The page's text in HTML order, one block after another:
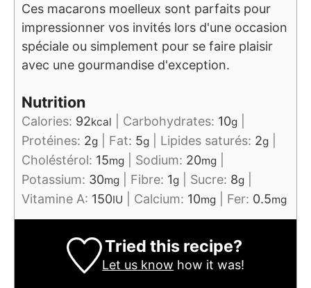
Ces macarons moelleux sont parfaits pour
impressionner vos invités lors d'une occasion
spéciale ou simplement pour se faire plaisir
avec une gourmandise d'exception.
Nutrition
Calories: 92kcal Carbohydrates: 10g
Protéines: 2g Fat: 5g Lipides saturés: 2g
Choléstérol: 15mg Sodium: 20mg
Potassium: 30mg Fibre: 1g Sucre: 8g
Vitamine A: 150IU Calcium: 10mg Fer: 0.5mg
Tried this recipe?
Let us know how it was!